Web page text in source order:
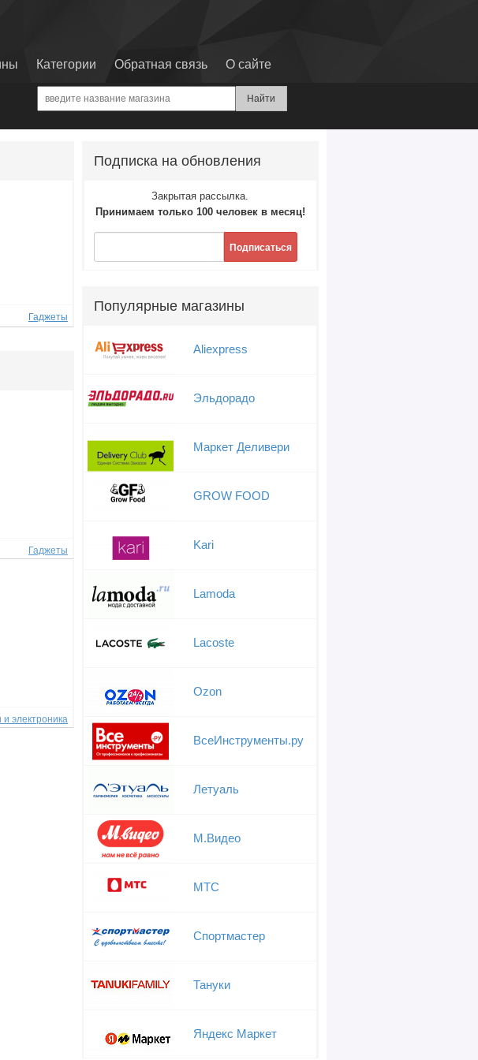
Категории Обратная связь О сайте
Гаджеты
Гаджеты
электроника
Подписка на обновления
Закрытая рассылка.
Принимаем только 100 человек в месяц!
Подписаться
Популярные магазины
Aliexpress
Эльдорадо
Маркет Деливери
GROW FOOD
Kari
Lamoda
Lacoste
Ozon
ВсеИнструменты.ру
Летуаль
М.Видео
МТС
Спортмастер
Тануки
Яндекс Маркет